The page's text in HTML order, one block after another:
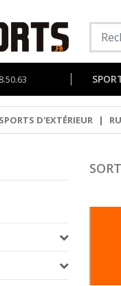
SPORTS D'EXTÉRIEUR |